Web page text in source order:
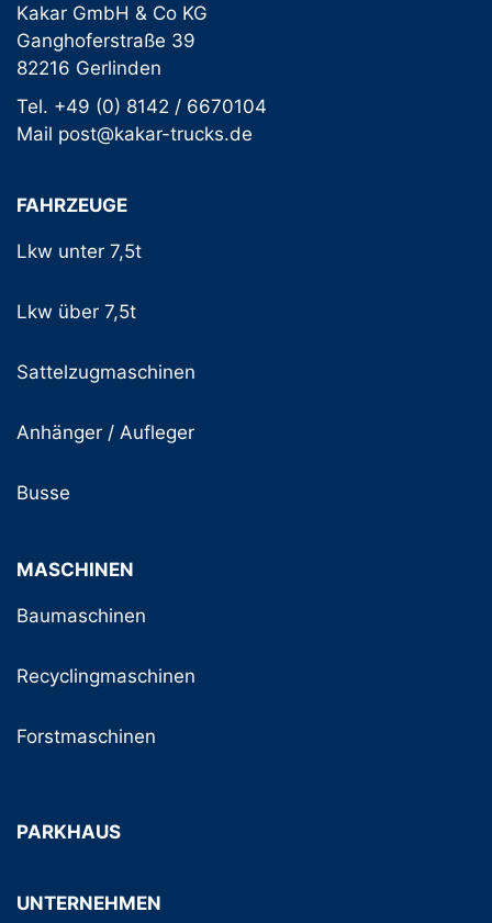
Kakar GmbH & Co KG
Ganghoferstraße 39
82216 Gerlinden
Tel. +49 (0) 8142 / 6670104
Mail post@kakar-trucks.de
FAHRZEUGE
Lkw unter 7,5t
Lkw über 7,5t
Sattelzugmaschinen
Anhänger / Aufleger
Busse
MASCHINEN
Baumaschinen
Recyclingmaschinen
Forstmaschinen
PARKHAUS
UNTERNEHMEN